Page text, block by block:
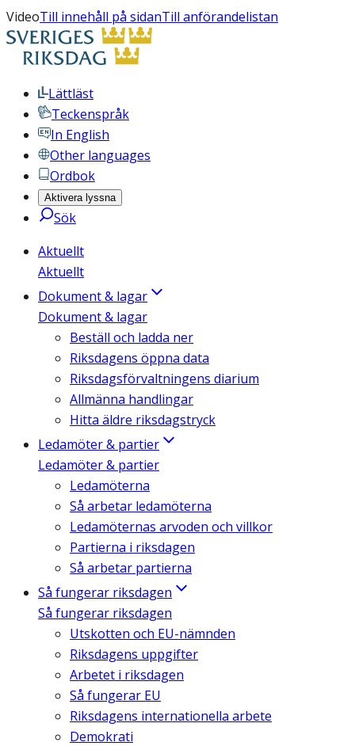
VideoTill innehåll på sidanTill anförandelistan
Lättläst
Teckenspråk
In English
Other languages
Ordbok
Aktivera lyssna
Sök
Aktuellt
Aktuellt
Dokument & lagar
Dokument & lagar
Beställ och ladda ner
Riksdagens öppna data
Riksdagsförvaltningens diarium
Allmänna handlingar
Hitta äldre riksdagstryck
Ledamöter & partier
Ledamöter & partier
Ledamöterna
Så arbetar ledamöterna
Ledamöternas arvoden och villkor
Partierna i riksdagen
Så arbetar partierna
Så fungerar riksdagen
Så fungerar riksdagen
Utskotten och EU-nämnden
Riksdagens uppgifter
Arbetet i riksdagen
Så fungerar EU
Riksdagens internationella arbete
Demokrati